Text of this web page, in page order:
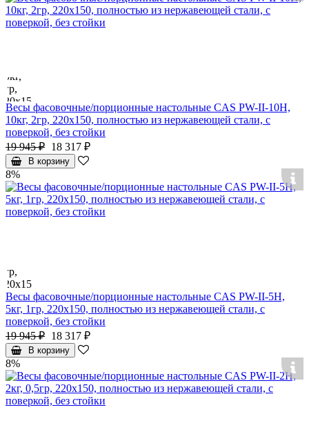
Весы фасовочные/порционные настольные CAS PW-II-10H,
10кг, 2гр, 220x150, полностью из нержавеющей стали, с
поверкой, без стойки
19 945 ₽ 18 317 ₽
В корзину
8%
Весы фасовочные/порционные настольные CAS PW-II-5H,
5кг, 1гр, 220x150, полностью из нержавеющей стали, с
поверкой, без стойки
19 945 ₽ 18 317 ₽
В корзину
8%